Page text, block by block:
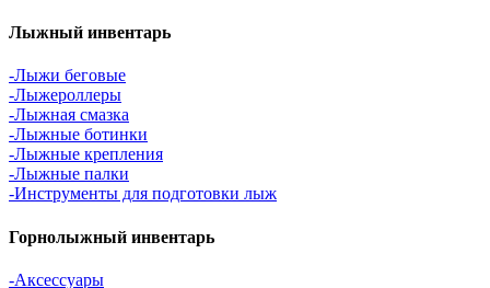
Лыжный инвентарь
-Лыжи беговые
-Лыжероллеры
-Лыжная смазка
-Лыжные ботинки
-Лыжные крепления
-Лыжные палки
-Инструменты для подготовки лыж
Горнолыжный инвентарь
-Аксессуары